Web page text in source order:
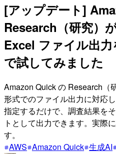
[アップデート]
Research（研究）
Excel ファイル出
で試してみました
Amazon Quick の Research（
形式でのファイル出力に対応
指定するだけで、調査結果を
トとして出力できます。実際
す。
AWS Amazon Quick 生成AI